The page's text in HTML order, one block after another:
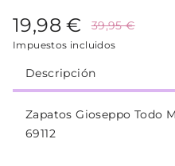
19,98 € 39,95 €
Impuestos incluidos
Descripción
Zapatos Gioseppo Todo
69112